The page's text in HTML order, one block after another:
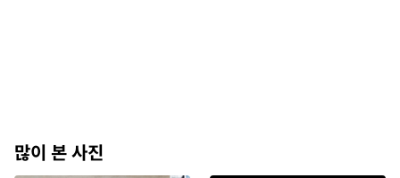
많이 본 사진